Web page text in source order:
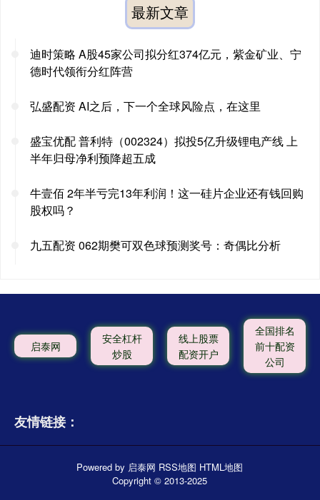
最新文章
迪时策略 A股45家公司拟分红374亿元，紫金矿业、宁
德时代领衔分红阵营
弘盛配资 AI之后，下一个全球风险点，在这里
盛宝优配 普利特（002324）拟投5亿升级锂电产线 上
半年归母净利预降超五成
牛壹佰 2年半亏完13年利润！这一硅片企业还有钱回购
股权吗？
九五配资 062期樊可双色球预测奖号：奇偶比分析
启泰网
安全杠杆
炒股
线上股票
配资开户
全国排名
前十配资
公司
友情链接：
Powered by 启泰网 RSS地图 HTML地图
Copyright© 2013-2025